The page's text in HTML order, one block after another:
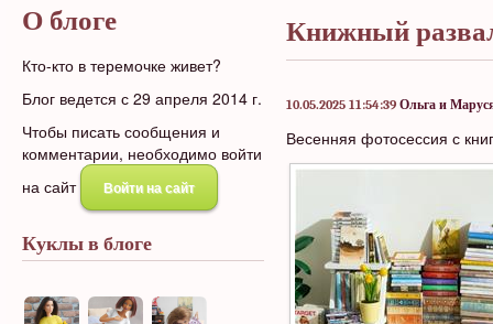
О блоге
Кто-кто в теремочке живет?
Блог ведется с 29 апреля 2014 г.
Чтобы писать сообщения и
комментарии, необходимо войти
на сайт
Войти на сайт
Куклы в блоге
Книжный
10.05.2025 11:54:39 Ольга и
Весенняя фотосессия с